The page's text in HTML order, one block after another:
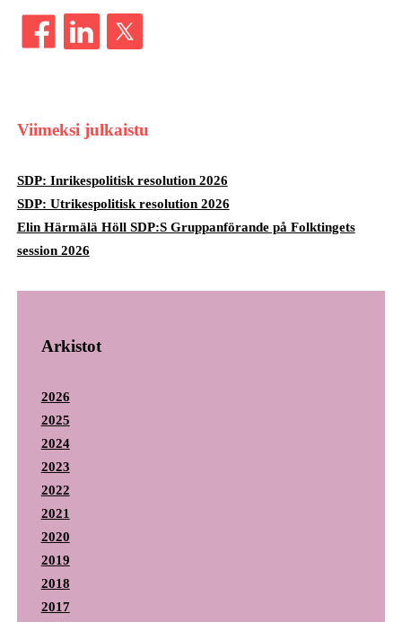
Viimeksi julkaistu
SDP: Inrikespolitisk resolution 2026
SDP: Utrikespolitisk resolution 2026
Elin Härmälä Höll SDP:S Gruppanförande på Folktingets
session 2026
Arkistot
2026
2025
2024
2023
2022
2021
2020
2019
2018
2017